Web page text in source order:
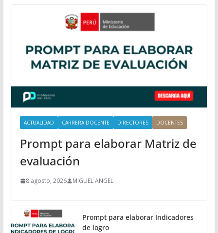
a
ACTUALIDAD CARRERA DOCENTE DIRECTORES DOCENTES
Prompt para elaborar Matriz de
evaluación
8 agosto, 2026 MIGUEL ANGEL
Prompt para elaborar Indicadores
de logro